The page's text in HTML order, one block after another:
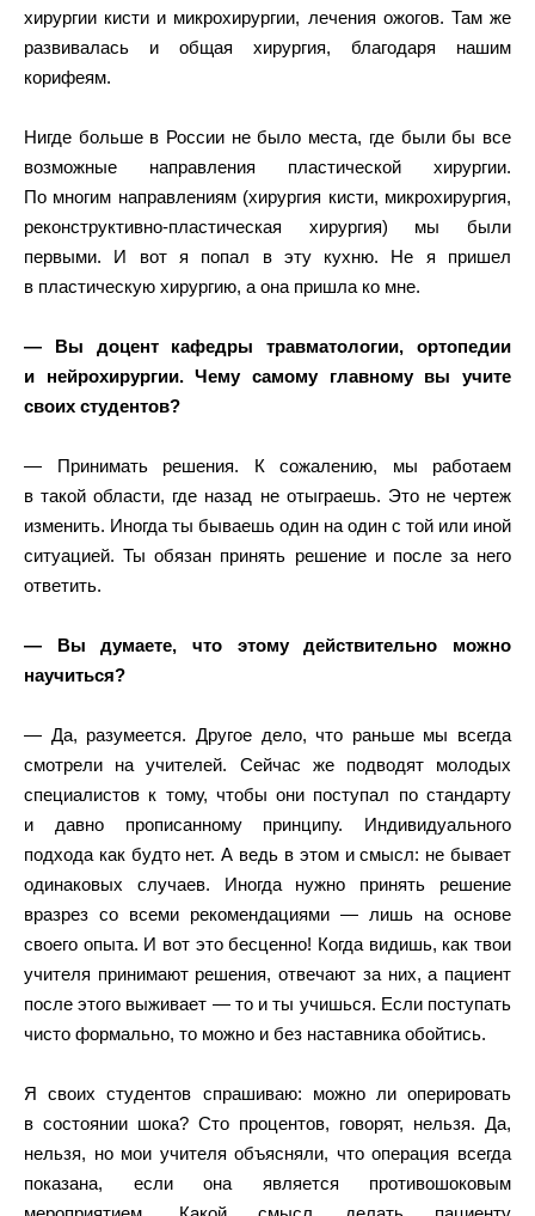
хирургии кисти и микрохирургии, лечения ожогов. Там же
развивалась и общая хирургия, благодаря нашим
корифеям.
Нигде больше в России не было места, где были бы все
возможные направления пластической хирургии.
По многим направлениям (хирургия кисти, микрохирургия,
реконструктивно-пластическая хирургия) мы были
первыми. И вот я попал в эту кухню. Не я пришел
в пластическую хирургию, а она пришла ко мне.
— Вы доцент кафедры травматологии, ортопедии
и нейрохирургии. Чему самому главному вы учите
своих студентов?
— Принимать решения. К сожалению, мы работаем
в такой области, где назад не отыграешь. Это не чертеж
изменить. Иногда ты бываешь один на один с той или иной
ситуацией. Ты обязан принять решение и после за него
ответить.
— Вы думаете, что этому действительно можно
научиться?
— Да, разумеется. Другое дело, что раньше мы всегда
смотрели на учителей. Сейчас же подводят молодых
специалистов к тому, чтобы они поступал по стандарту
и давно прописанному принципу. Индивидуального
подхода как будто нет. А ведь в этом и смысл: не бывает
одинаковых случаев. Иногда нужно принять решение
вразрез со всеми рекомендациями — лишь на основе
своего опыта. И вот это бесценно! Когда видишь, как твои
учителя принимают решения, отвечают за них, а пациент
после этого выживает — то и ты учишься. Если поступать
чисто формально, то можно и без наставника обойтись.
Я своих студентов спрашиваю: можно ли оперировать
в состоянии шока? Сто процентов, говорят, нельзя. Да,
нельзя, но мои учителя объясняли, что операция всегда
показана, если она является противошоковым